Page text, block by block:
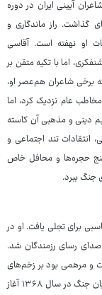
آیینی ایران در دوره
گذاشت. راز ماندگاری و
او نهفته است. آقاسی
اما با تکیه متقن بر
برخی شاعران هم‌عصر او،
عام نزدیک کرد، اما
دینی و مذهبی آن کاسته
انتقادات تند اجتماعی و
حجره‌ها و محافل خاص
جنگ ببرد.
برای تجلی یافت. او در
رسای رزمندگان شد.
و مرهمی بود بر زخم‌های
بازماندگان. فعالیت حرفه‌ای و اوج درخشش آقاسی، پس از پایان جنگ در سال ۱۳۶۸ آغاز